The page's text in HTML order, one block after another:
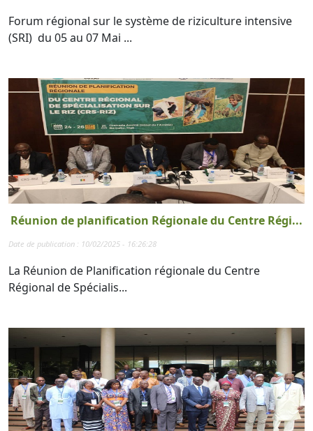
Forum régional sur le système de riziculture intensive
(SRI) du 05 au 07 Mai ...
Réunion de planification Régionale du Centre Régi...
Date de publication : 10/02/2025 - 16:26:28
La Réunion de Planification régionale du Centre
Régional de Spécialis...